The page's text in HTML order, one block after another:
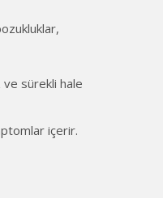
ve sürekli hale
içerir.